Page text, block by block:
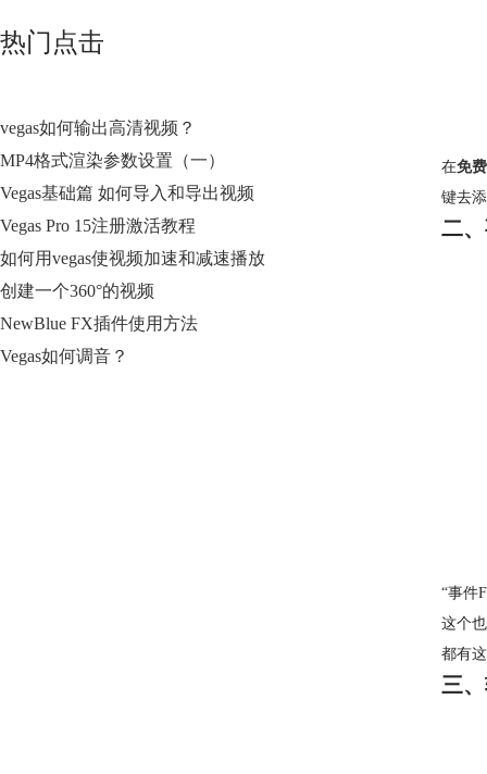
热门点击
vegas如何输出高清视频？
MP4格式渲染参数设置（一）
Vegas基础篇 如何导入和导出视频
Vegas Pro 15注册激活教程
如何用vegas使视频加速和减速播放
创建一个360°的视频
NewBlue FX插件使用方法
Vegas如何调音？
在免
键去
二
“事件
这个
都有
三